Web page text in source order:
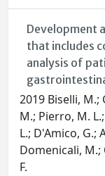
Development
that includes
analysis of
2019 Biselli, M.;
M.; Pierro, M.
L.; D'Amico, G.;
Domenicali, M.;
F.